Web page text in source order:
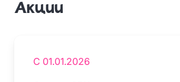
Акции
С 01.01.2026